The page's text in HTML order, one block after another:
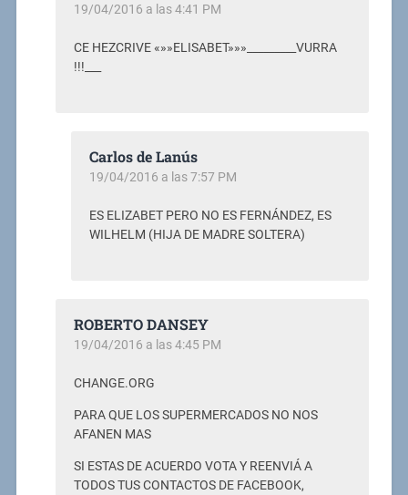
19/04/2016 a las 4:41 PM
CE HEZCRIVE «»»ELISABET»»»_________VURRA
!!!___
Carlos de Lanús
19/04/2016 a las 7:57 PM
ES ELIZABET PERO NO ES FERNÁNDEZ, ES
WILHELM (HIJA DE MADRE SOLTERA)
ROBERTO DANSEY
19/04/2016 a las 4:45 PM
CHANGE.ORG
PARA QUE LOS SUPERMERCADOS NO NOS
AFANEN MAS
SI ESTAS DE ACUERDO VOTA Y REENVIÁ A
TODOS TUS CONTACTOS DE FACEBOOK,